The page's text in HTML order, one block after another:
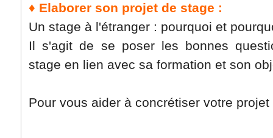
♦ Elaborer son projet de stage :
Un stage à l'étranger : pourquoi et
Il s'agit de se poser les bonnes
stage en lien avec sa formation et son
Pour vous aider à concrétiser votre